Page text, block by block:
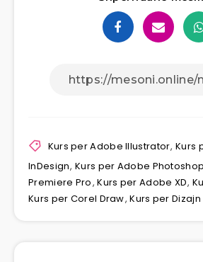
Kurs per Adobe Illustrator,Kurs
InDesign,Kurs per Adobe Photoshop
Premiere Pro,Kurs per Adobe XD,
Kurs per Corel Draw,Kurs per Dizajn